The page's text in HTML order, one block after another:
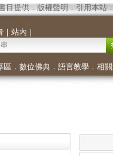
目提供． 版權聲明 ． 引用本站．
｜ 站內 ｜
區 ． 數位佛典． 語言教學． 相